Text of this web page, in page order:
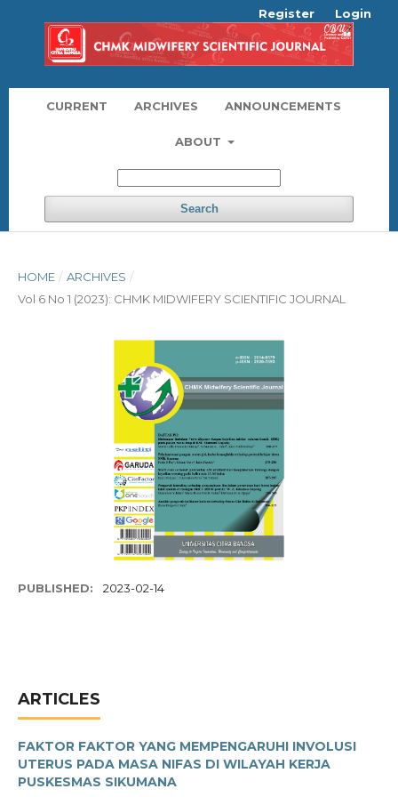
CURRENT ARCHIVES ANNOUNCEMENTS
ABOUT
Search
Register Login
HOME / ARCHIVES /
Vol 6 No 1 (2023): CHMK MIDWIFERY SCIENTIFIC JOURNAL
PUBLISHED: 2023-02-14
ARTICLES
FAKTOR FAKTOR YANG MEMPENGARUHI INVOLUSI
UTERUS PADA MASA NIFAS DI WILAYAH KERJA
PUSKESMAS SIKUMANA